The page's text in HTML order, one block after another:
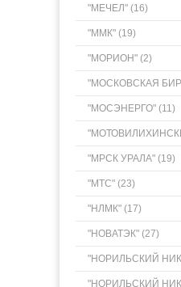
"МЕЧЕЛ" (16)
"ММК" (19)
"МОРИОН" (2)
"МОСКОВСКАЯ
"МОСЭНЕРГО" (11)
"МРСК УРАЛА" (19)
"МТС" (23)
"НЛМК" (17)
"НОВАТЭК" (27)
"НОРИЛЬСКИЙ
"НОРИЛЬСКИЙ